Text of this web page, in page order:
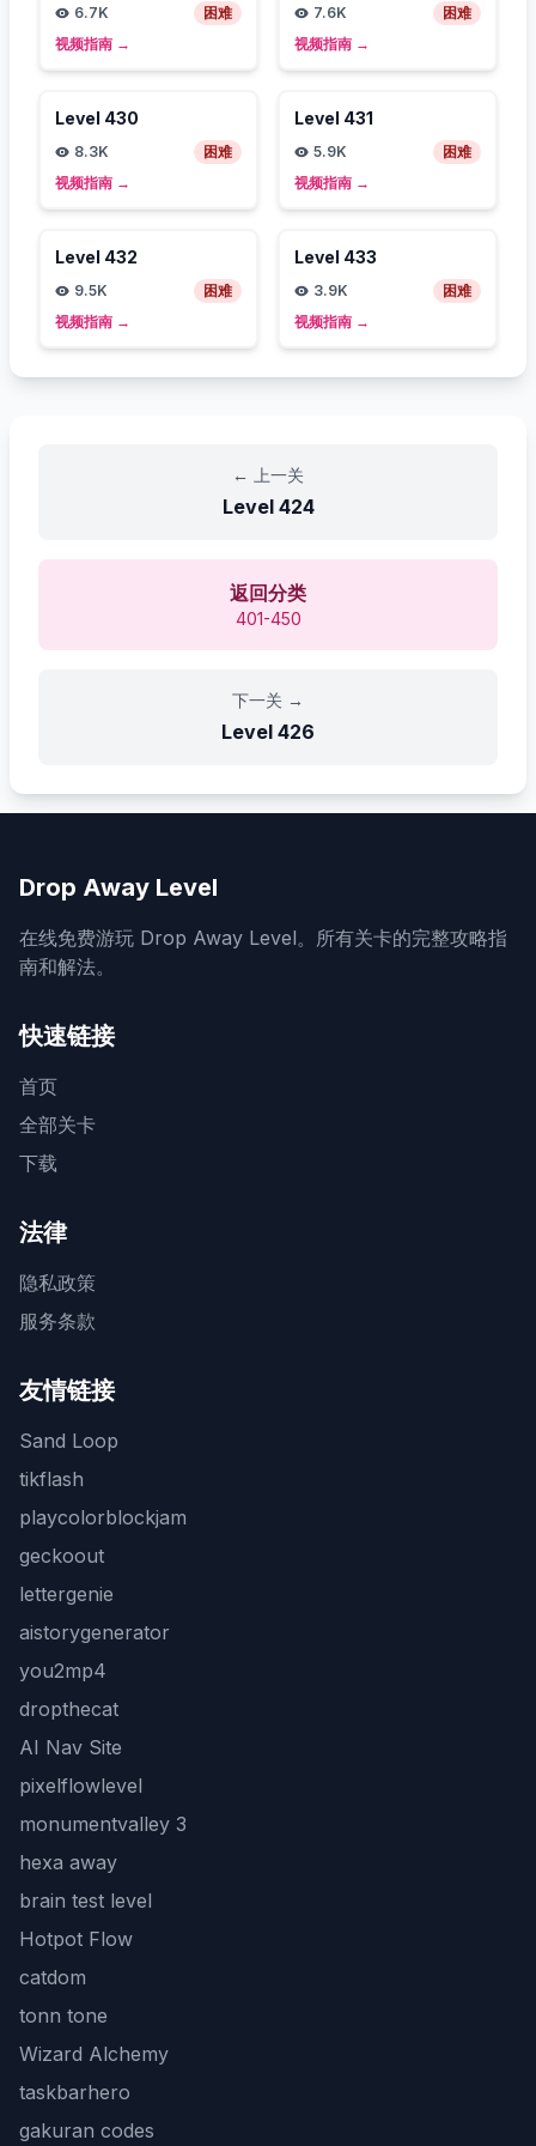
6.7K
困难
视频指南 →
7.6K
困难
视频指南 →
Level 430
8.3K
困难
视频指南 →
Level 431
5.9K
困难
视频指南 →
Level 432
9.5K
困难
视频指南 →
Level 433
3.9K
困难
视频指南 →
← 上一关
Level 424
返回分类
401-450
下一关 →
Level 426
Drop Away Level
在线免费游玩 Drop Away Level。所有关卡的完整攻略指
南和解法。
快速链接
首页
全部关卡
下载
法律
隐私政策
服务条款
友情链接
Sand Loop
tikflash
playcolorblockjam
geckoout
lettergenie
aistorygenerator
you2mp4
dropthecat
AI Nav Site
pixelflowlevel
monumentvalley 3
hexa away
brain test level
Hotpot Flow
catdom
tonn tone
Wizard Alchemy
taskbarhero
gakuran codes